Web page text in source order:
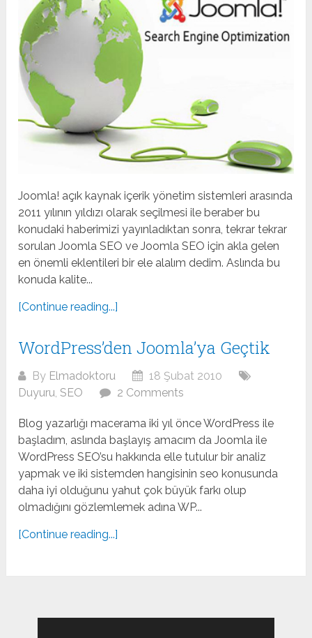
Joomla! açık kaynak içerik yönetim sistemleri arasında
2011 yılının yıldızı olarak seçilmesi ile beraber bu
konudaki haberimizi yayınladıktan sonra, tekrar tekrar
sorulan Joomla SEO ve Joomla SEO için akla gelen
en önemli eklentileri bir ele alalım dedim. Aslında bu
konuda kalite...
[Continue reading...]
WordPress’den Joomla’ya Geçtik
By Elmadoktoru
18 Şubat 2010
Duyuru ,SEO 2 Comments
Blog yazarlığı macerama iki yıl önce WordPress ile
başladım, aslında başlayış amacım da Joomla ile
WordPress SEO’su hakkında elle tutulur bir analiz
yapmak ve iki sistemden hangisinin seo konusunda
daha iyi olduğunu yahut çok büyük farkı olup
olmadığını gözlemlemek adına WP...
[Continue reading...]